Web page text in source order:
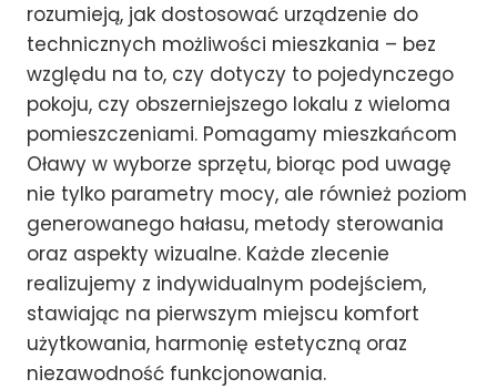
rozumieją, jak dostosować urządzenie do
technicznych możliwości mieszkania – bez
względu na to, czy dotyczy to pojedynczego
pokoju, czy obszerniejszego lokalu z wieloma
pomieszczeniami. Pomagamy mieszkańcom
Oławy w wyborze sprzętu, biorąc pod uwagę
nie tylko parametry mocy, ale również poziom
generowanego hałasu, metody sterowania
oraz aspekty wizualne. Każde zlecenie
realizujemy z indywidualnym podejściem,
stawiając na pierwszym miejscu komfort
użytkowania, harmonię estetyczną oraz
niezawodność funkcjonowania.